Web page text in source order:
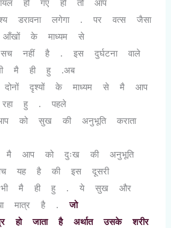
हो गए हो तो आप
डरावना लगेगा . पर वत्स जैसा
के माध्यम से
नहीं है . इस दुर्घटना वाले
मै ही हु .अब
दोनों दृश्यों के माध्यम से मै आप
हु . पहले
को सुख की अनुभूति कराता
मै आप को दुःख की अनुभूति
यह है की इस दूसरी
मै ही हु . ये सुख और
मात्र है .जो
हो जाता है अर्थात उसके शरीर